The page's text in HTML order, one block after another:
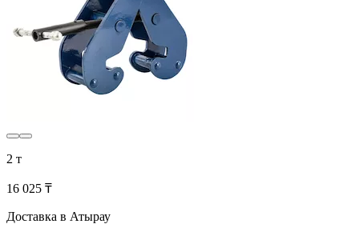
2 т
16 025 ₸
Доставка в Атырау